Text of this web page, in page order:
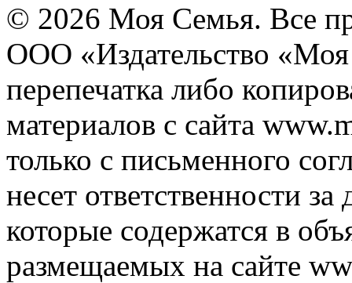
© 2026 Моя Семья. Все
ООО «Издательство
перепечатка либо
материалов с сайта
только с письменного
несет ответственности
которые содержатся в
размещаемых на сайте